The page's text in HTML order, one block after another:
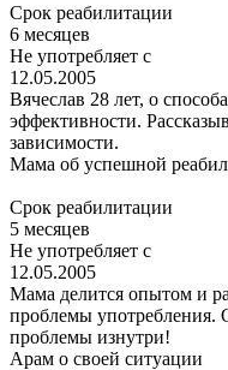
Срок реабилитации
6 месяцев
Не употребляет с
12.05.2005
Вячеслав 28 лет, о
эффективности.
зависимости.
Мама об успешной
Срок реабилитации
5 месяцев
Не употребляет с
12.05.2005
Мама делится опытом и
проблемы употребления.
проблемы изнутри!
Арам о своей ситуации